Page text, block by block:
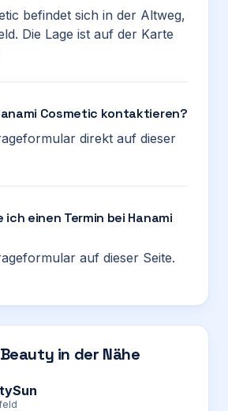
befindet sich in der Altweg,
Die Lage ist auf der Karte
Cosmetic kontaktieren?
direkt auf dieser
ich einen Termin bei Hanami
auf dieser Seite.
in der Nähe